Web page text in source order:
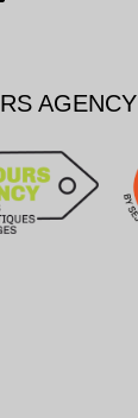
AGENCY